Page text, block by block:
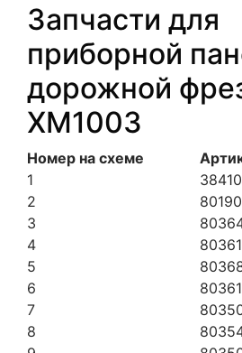
Запчасти для
приборной
дорожной
XM1003
Номер на схеме
1
2
3
4
5
6
7
8